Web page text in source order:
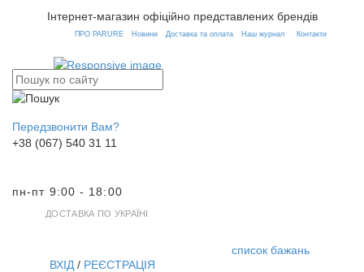
Інтернет-магазин офіційно представлених брендів
ПРО PARURE Новини Доставка та оплата Наш журнал Контакти
Передзвонити Вам?
+38 (067) 540 31 11
пн-пт 9:00 - 18:00
ДОСТАВКА ПО УКРАЇНІ
список бажань
ВХІД / РЕЄСТРАЦІЯ